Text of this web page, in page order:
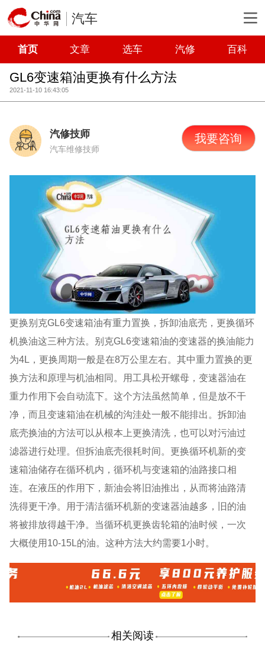
汽车
首页 文章 选车 汽修 百科
GL6变速箱油更换有什么方法
2021-11-10 16:43:05
汽修技师
汽车维修技师
我要咨询
更换别克GL6变速箱油有重力置换，拆卸油底壳，更换循环
机换油这三种方法。别克GL6变速箱油的变速器的换油能力
为4L，更换周期一般是在8万公里左右。其中重力置换的更
换方法和原理与机油相同。用工具松开螺母，变速器油在
重力作用下会自动流下。这个方法虽然简单，但是放不干
净，而且变速箱油在机械的沟洼处一般不能排出。拆卸油
底壳换油的方法可以从根本上更换清洗，也可以对污油过
滤器进行处理。但拆油底壳很耗时间。更换循环机新的变
速箱油储存在循环机内，循环机与变速箱的油路接口相
连。在液压的作用下，新油会将旧油推出，从而将油路清
洗得更干净。用于清洁循环机新的变速器油越多，旧的油
将被排放得越干净。当循环机更换齿轮箱的油时候，一次
大概使用10-15L的油。这种方法大约需要1小时。
相关阅读